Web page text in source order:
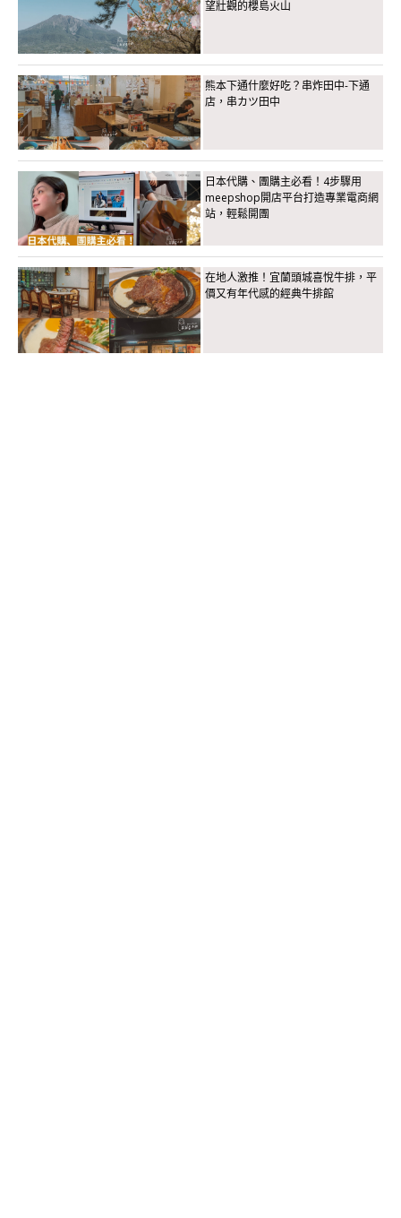
望壯觀的櫻島火山
熊本下通什麼好吃？串炸田中-下通
店，串カツ田中
日本代購、團購主必看！4步驟用
meepshop開店平台打造專業電商網
站，輕鬆開團
在地人激推！宜蘭頭城喜悅牛排，平
價又有年代感的經典牛排館